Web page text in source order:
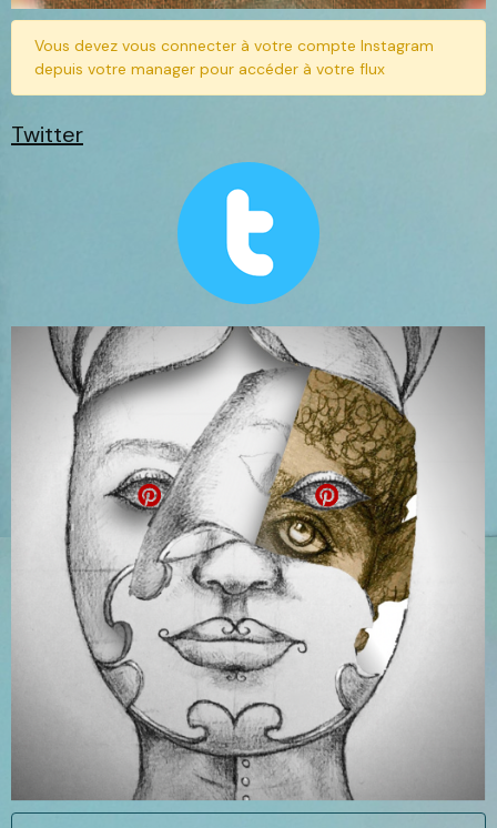
Vous devez vous connecter à votre compte Instagram
depuis votre manager pour accéder à votre flux
Twitter